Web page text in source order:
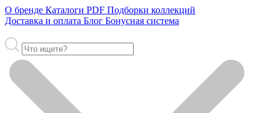
О бренде Каталоги PDF Подборки коллекций
Доставка и оплата Блог Бонусная система